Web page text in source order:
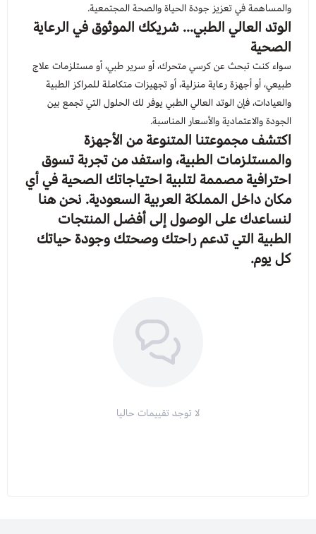
والمساهمة في تعزيز جودة الحياة والصحة المجتمعية.
الوتد العالي الطبي... شريكك الموثوق في الرعاية
الصحية
سواء كنت تبحث عن كرسي متحرك، أو سرير طبي، أو مستلزمات علاج
طبيعي، أو أجهزة رعاية منزلية، أو تجهيزات متكاملة للمراكز الطبية
والعيادات، فإن الوتد العالي الطبي يوفر لك الحلول التي تجمع بين
الجودة والاعتمادية والأسعار المناسبة.
اكتشف مجموعتنا المتنوعة من الأجهزة
والمستلزمات الطبية، واستفد من تجربة تسوق
احترافية مصممة لتلبية احتياجاتك الصحية في أي
مكان داخل المملكة العربية السعودية. نحن هنا
لنساعدك على الوصول إلى أفضل المنتجات
الطبية التي تدعم راحتك وصحتك وجودة حياتك
كل يوم.
لا توجد تقييمات حاليا